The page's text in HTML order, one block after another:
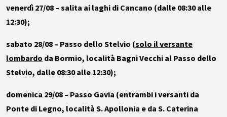
venerdì 27/08 – salita ai laghi di Cancano (dalle 08:30 alle
12:30);
sabato 28/08 – Passo dello Stelvio (solo il versante
lombardo da Bormio, località Bagni Vecchi al Passo dello
Stelvio, dalle 08:30 alle 12:30);
domenica 29/08 – Passo Gavia (entrambi i versanti da
Ponte di Legno, località S. Apollonia e da S. Caterina